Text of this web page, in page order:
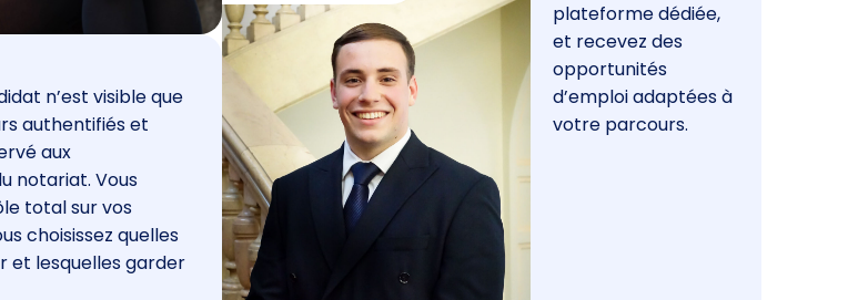
n’est visible que
authentifiés et
aux
notariat. Vous
total sur vos
choisissez quelles
et lesquelles garder
plateforme dédiée,
et recevez des
opportunités
d’emploi adaptées à
votre parcours.